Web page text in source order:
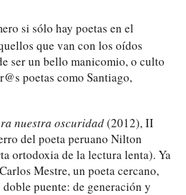
si sólo hay poetas en el
que van con los oídos
ser un bello manicomio, o culto
poetas como Santiago,
nuestra oscuridad(2012), II
del poeta peruano Nilton
ortodoxia de la lectura lenta). Ya
Mestre, un poeta cercano,
puente: de generación y